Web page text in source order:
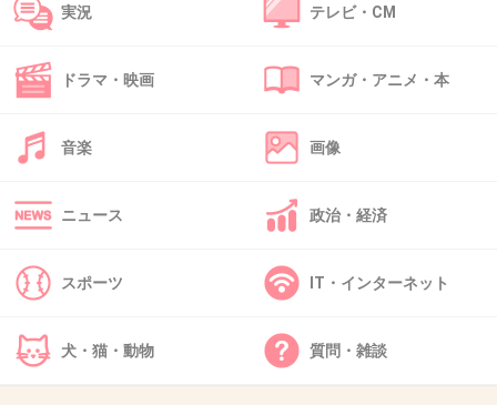
たまに転売ヤーの基準わかってない人もいる
って600円だったら転売ヤーって言う人いる
ヤーとはってなる
39. 匿名 2026/06/03(水) 21:17:57
に流れるはずの水を売ってるってやつかな。自
然と物流に乗せていれば届いた商品が、川を堰
実況 テレビ・CM
ドラマ・映画 マンガ・アニメ・本
音楽 画像
ニュース 政治・経済
スポーツ IT・インターネット
犬・猫・動物 質問・雑談